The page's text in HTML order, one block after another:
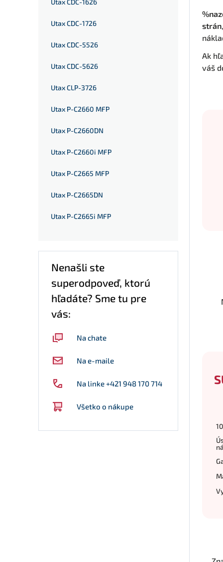
Utax CDC-1626
Utax CDC-1726
Utax CDC-5526
Utax CDC-5626
Utax CLP-3726
Utax P-C2660 MFP
Utax P-C2660DN
Utax P-C2660i MFP
Utax P-C2665 MFP
Utax P-C2665DN
Utax P-C2665i MFP
Nenašli ste
superodpoveď, ktorú
hľadáte? Sme tu pre
vás:
Na chate
Na e-maile
Na linke +421 948 170 714
Všetko o nákupe
strán
Ak
váš